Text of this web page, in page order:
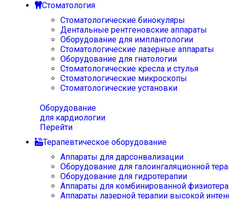
Стоматология
Стоматологические бинокуляры
Дентальные рентгеновские аппараты
Оборудование для имплантологии
Стоматологические лазерные аппараты
Оборудование для гнатологии
Стоматологические кресла и стулья
Стоматологические микроскопы
Стоматологические установки
Оборудование
для кардиологии
Перейти
Терапевтическое оборудование
Аппараты для дарсонвализации
Оборудование для галоингаляционной
Оборудование для гидротерапии
Аппараты для комбинированной
Аппараты лазерной терапии высокой